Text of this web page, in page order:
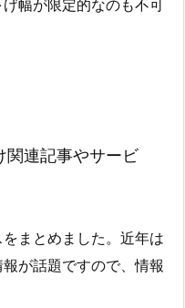
幅が限定的なのも不可
関連記事やサービ
まとめました。近年は
が話題ですので、情報